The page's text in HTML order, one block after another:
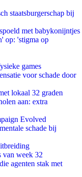
staatsburgerschap bij
met babykonijntjes
op: 'stigma op
games
voor schade door
lokaal 32 graden
aan: extra
Evolved
schade bij
van week 32
agenten stak met